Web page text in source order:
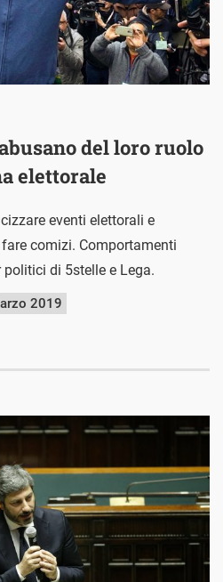
del loro ruolo
elettorale
eventi elettorali e
comizi. Comportamenti
di 5stelle e Lega.
2019